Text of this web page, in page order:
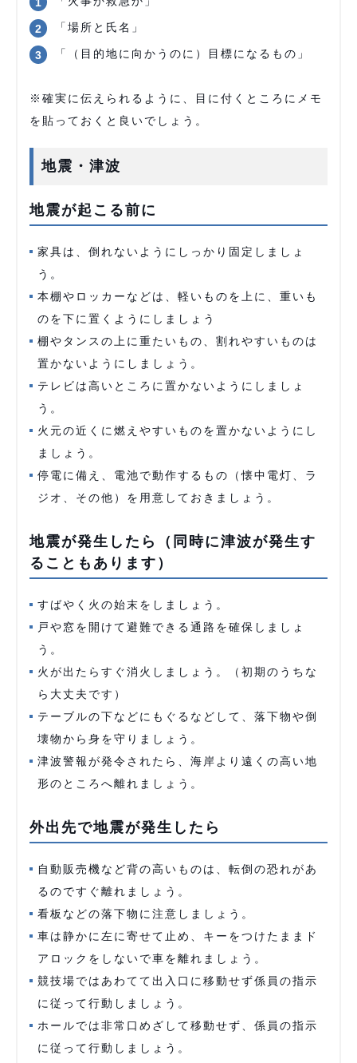
「場所と氏名」
「（目的地に向かうのに）目標になるもの」
※確実に伝えられるように、目に付くところにメモ
を貼っておくと良いでしょう。
地震・津波
地震が起こる前に
家具は、倒れないようにしっかり固定しましょ
う。
本棚やロッカーなどは、軽いものを上に、重いも
のを下に置くようにしましょう
棚やタンスの上に重たいもの、割れやすいものは
置かないようにしましょう。
テレビは高いところに置かないようにしましょ
う。
火元の近くに燃えやすいものを置かないようにし
ましょう。
停電に備え、電池で動作するもの（懐中電灯、ラ
ジオ、その他）を用意しておきましょう。
地震が発生したら（同時に津波が発生す
ることもあります）
すばやく火の始末をしましょう。
戸や窓を開けて避難できる通路を確保しましょ
う。
火が出たらすぐ消火しましょう。（初期のうちな
ら大丈夫です）
テーブルの下などにもぐるなどして、落下物や倒
壊物から身を守りましょう。
津波警報が発令されたら、海岸より遠くの高い地
形のところへ離れましょう。
外出先で地震が発生したら
自動販売機など背の高いものは、転倒の恐れがあ
るのですぐ離れましょう。
看板などの落下物に注意しましょう。
車は静かに左に寄せて止め、キーをつけたままド
アロックをしないで車を離れましょう。
競技場ではあわてて出入口に移動せず係員の指示
に従って行動しましょう。
ホールでは非常口めざして移動せず、係員の指示
に従って行動しましょう。